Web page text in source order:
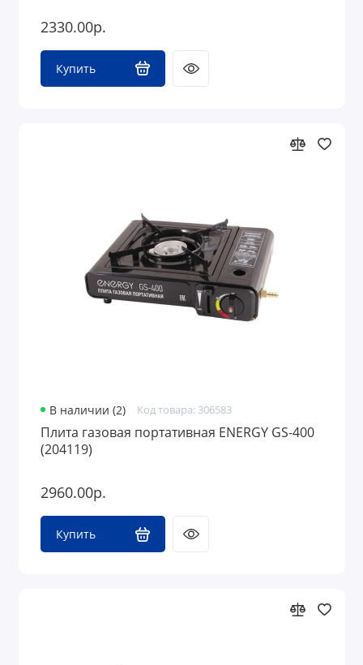
2330.00р.
Купить
В наличии (2) Код товара: 306583
Плита газовая портативная ENERGY GS-400
(204119)
2960.00р.
Купить